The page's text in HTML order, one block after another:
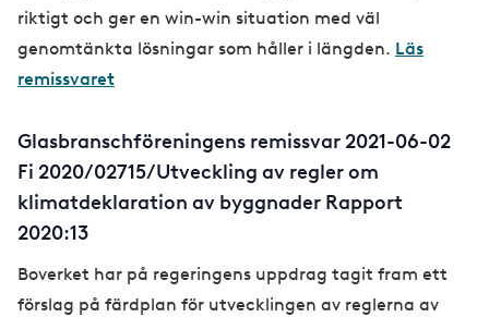
riktigt och ger en win-win situation med väl
genomtänkta lösningar som håller i längden. Läs
remissvaret
Glasbranschföreningens remissvar 2021-06-02
Fi 2020/02715/Utveckling av regler om
klimatdeklaration av byggnader Rapport
2020:13
Boverket har på regeringens uppdrag tagit fram ett
förslag på färdplan för utvecklingen av reglerna av